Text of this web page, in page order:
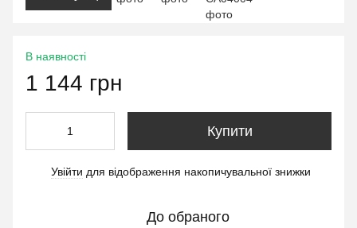
В наявності
1 144 грн
Купити
Увійти для відображення накопичувальної знижки
До обраного